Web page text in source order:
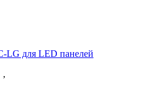
LG для LED панелей
,